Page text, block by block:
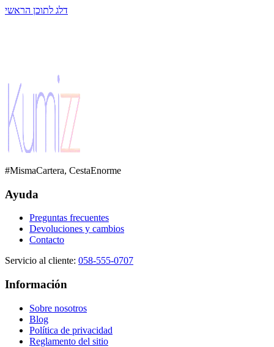
דלג לתוכן הראשי
#MismaCartera, CestaEnorme
Ayuda
Preguntas frecuentes
Devoluciones y cambios
Contacto
Servicio al cliente: 058-555-0707
Información
Sobre nosotros
Blog
Política de privacidad
Reglamento del sitio